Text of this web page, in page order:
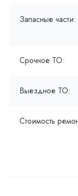
Запасные части:
Срочное ТО:
Выездное ТО:
Стоимость